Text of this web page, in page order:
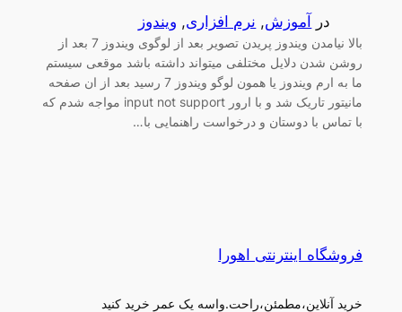
در آموزش, نرم افزاری, ویندوز
بالا نیامدن ویندوز پریدن تصویر بعد از لوگوی ویندوز 7 بعد از
روشن شدن دلایل مختلفی میتواند داشته باشد موقعی سیستم
ما به ارم ویندوز یا همون لوگو ویندوز 7 رسید بعد از ان صفحه
مانیتور تاریک شد و با ارور input not support مواجه شدم که
با تماس با دوستان و درخواست راهنمایی با…
فروشگاه اینترنتی اهورا
خرید آنلاین،مطمئن،راحت.واسه یک عمر خرید کنید